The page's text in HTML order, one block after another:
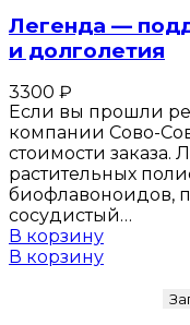
Легенда —
и долголетия
3300 ₽
Если вы прошли
компании Сово-
стоимости заказа.
растительных
биофлавоноидов,
сосудистый…
В корзину
В корзину